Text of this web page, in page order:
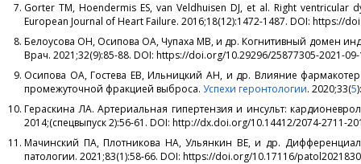
Gorter TM, Hoendermis ES, van Veldhuisen DJ, et al. Right
European Journal of Heart Failure. 2016;18(12):1472-1487. DOI: https://
Белоусова ОН, Осипова ОА, Чупаха МВ, и др. Когнитивный домен
Врач. 2021;32(9):85-88. DOI: https://doi.org/10.29296/25877305-2021-
Осипова ОА, Гостева ЕВ, Ильницкий АН, и др. Влияние
промежуточной фракцией выброса. Успехи геронтологии. 2020;33(5
Гераскина ЛА. Артериальная гипертензия и инсульт:
2014;(спецвыпуск 2):56-61. DOI: http://dx.doi.org/10.14412/2074-2711-
Мачинский ПА, Плотникова НА, Ульянкин ВЕ, и др.
патологии. 2021;83(1):58‑66. DOI: https://doi.org/10.17116/